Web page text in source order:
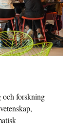
och forskning